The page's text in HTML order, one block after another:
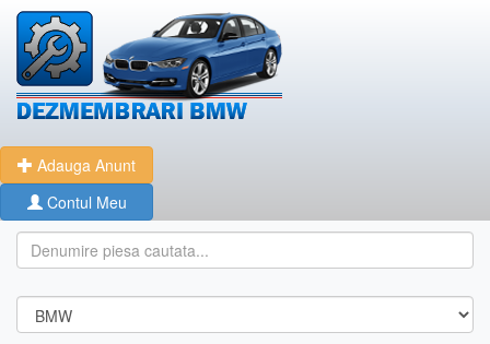
Adauga Anunt
Contul Meu